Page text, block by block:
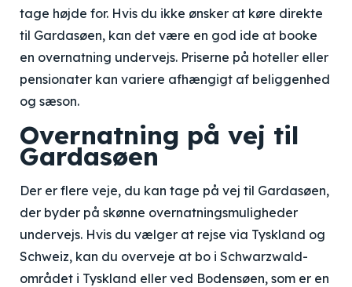
tage højde for. Hvis du ikke ønsker at køre direkte
til Gardasøen, kan det være en god ide at booke
en overnatning undervejs. Priserne på hoteller eller
pensionater kan variere afhængigt af beliggenhed
og sæson.
Overnatning på vej til
Gardasøen
Der er flere veje, du kan tage på vej til Gardasøen,
der byder på skønne overnatningsmuligheder
undervejs. Hvis du vælger at rejse via Tyskland og
Schweiz, kan du overveje at bo i Schwarzwald-
området i Tyskland eller ved Bodensøen, som er en